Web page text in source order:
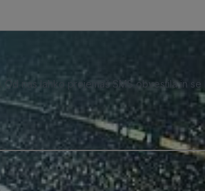
. Od nas lahko prejemaš SMS obvestila in